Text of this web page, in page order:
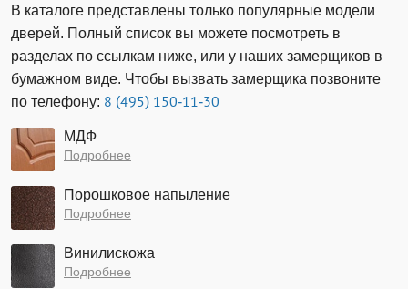
В каталоге представлены только популярные модели
дверей. Полный список вы можете посмотреть в
разделах по ссылкам ниже, или у наших замерщиков в
бумажном виде. Чтобы вызвать замерщика позвоните
по телефону: 8 (495) 150-11-30
МДФ
Подробнее
Порошковое напыление
Подробнее
Винилискожа
Подробнее